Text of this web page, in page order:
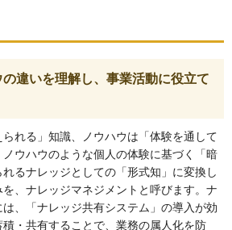
違いを理解し、事業活動に役立て
れる」知識、ノウハウは「体験を通して
ウハウのような個人の体験に基づく「暗
るナレッジとしての「形式知」に変換し
、ナレッジマネジメントと呼びます。ナ
、「ナレッジ共有システム」の導入が効
・共有することで、業務の属人化を防